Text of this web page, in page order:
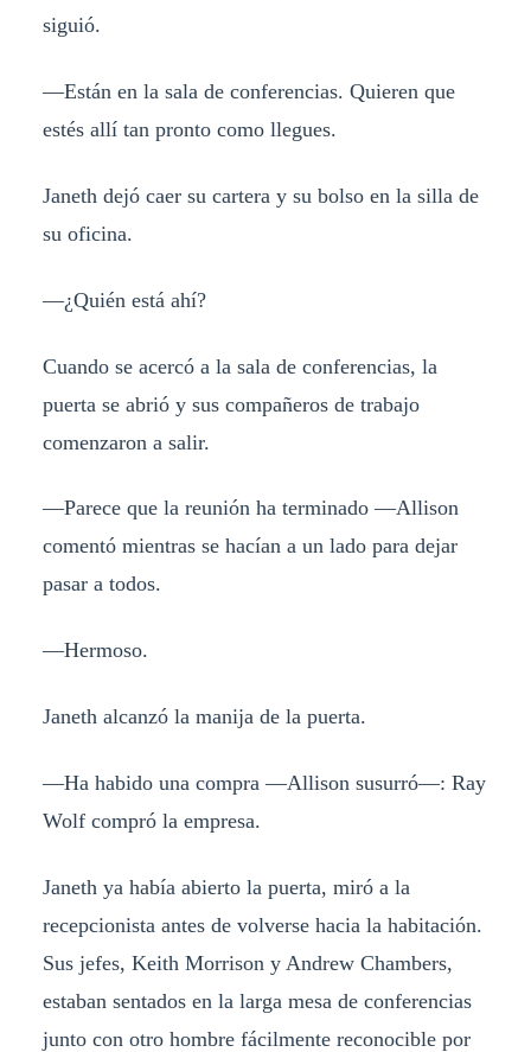
siguió.
—Están en la sala de conferencias. Quieren que
estés allí tan pronto como llegues.
Janeth dejó caer su cartera y su bolso en la silla de
su oficina.
—¿Quién está ahí?
Cuando se acercó a la sala de conferencias, la
puerta se abrió y sus compañeros de trabajo
comenzaron a salir.
—Parece que la reunión ha terminado —Allison
comentó mientras se hacían a un lado para dejar
pasar a todos.
—Hermoso.
Janeth alcanzó la manija de la puerta.
—Ha habido una compra —Allison susurró—: Ray
Wolf compró la empresa.
Janeth ya había abierto la puerta, miró a la
recepcionista antes de volverse hacia la habitación.
Sus jefes, Keith Morrison y Andrew Chambers,
estaban sentados en la larga mesa de conferencias
junto con otro hombre fácilmente reconocible por